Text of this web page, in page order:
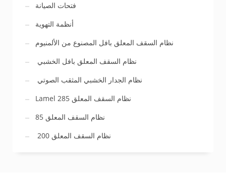
فتحات الصيانة
أنظمة التهوية
نظام السقف المعلق بافل المصنوع من الألمنيوم
نظام السقف المعلق بافل الخشبي
نظام الجدار الخشبي المثقب الصوتي
Lamel 285 نظام السقف المعلق
نظام السقف المعلق 85
نظام السقف المعلق 200